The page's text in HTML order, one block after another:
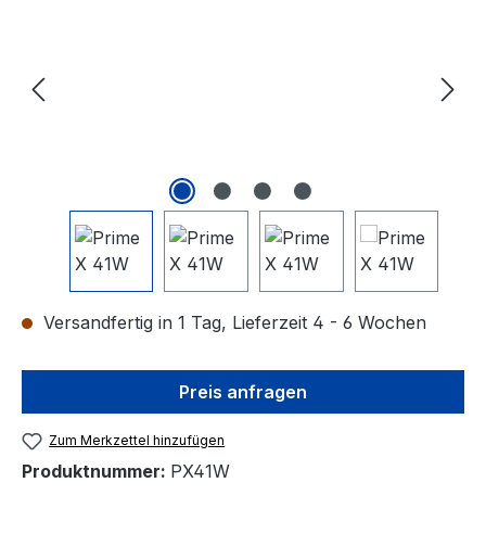
Versandfertig in 1 Tag, Lieferzeit 4 - 6 Wochen
Preis anfragen
Zum Merkzettel hinzufügen
Produktnummer: PX41W